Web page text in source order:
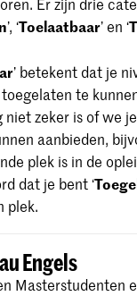
’, ‘Toelaatbaar’ en ‘
’ betekent dat je
te
niet zeker is of we
aanbieden,
plek is in de
dat je bent ‘
plek.
Engels
Masterstudenten